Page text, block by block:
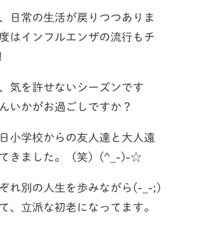
日常の生活が戻りつつありま
はインフルエンザの流行もチ
気を許せないシーズンです
いかがお過ごしですか？
小学校からの友人達と大人遠
きました。（笑）(^_-)-☆
れ別の人生を歩みながら(-_-;)
、立派な初老になってます。